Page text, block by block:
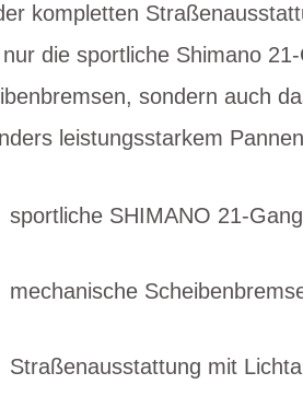
kompletten
die sportliche Shimano
sondern auch
leistungsstarkem
sportliche SHIMANO 21-
mechanische
Straßenausstattung mit